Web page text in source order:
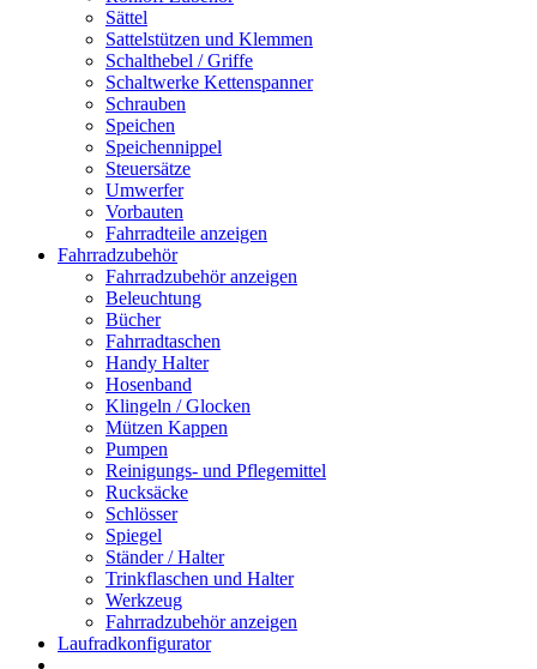
Sättel
Sattelstützen und Klemmen
Schalthebel / Griffe
Schaltwerke Kettenspanner
Schrauben
Speichen
Speichennippel
Steuersätze
Umwerfer
Vorbauten
Fahrradteile anzeigen
Fahrradzubehör
Fahrradzubehör anzeigen
Beleuchtung
Bücher
Fahrradtaschen
Handy Halter
Hosenband
Klingeln / Glocken
Mützen Kappen
Pumpen
Reinigungs- und Pflegemittel
Rucksäcke
Schlösser
Spiegel
Ständer / Halter
Trinkflaschen und Halter
Werkzeug
Fahrradzubehör anzeigen
Laufradkonfigurator